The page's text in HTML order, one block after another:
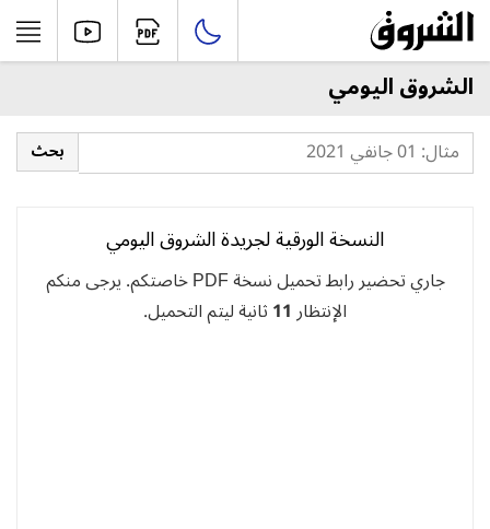
الشروق اليومي
النسخة الورقية لجريدة الشروق اليومي
جاري تحضير رابط تحميل نسخة PDF خاصتكم. يرجى منكم
الإنتظار11ثانية ليتم التحميل.